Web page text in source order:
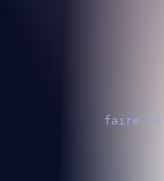
faire